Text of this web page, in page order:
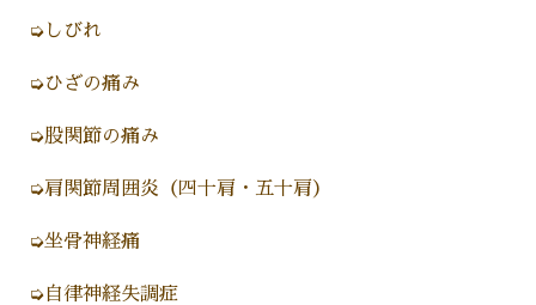
➭しびれ
➭ひざの痛み
➭股関節の痛み
➭肩関節周囲炎（四十肩・五十肩）
➭坐骨神経痛
➭自律神経失調症